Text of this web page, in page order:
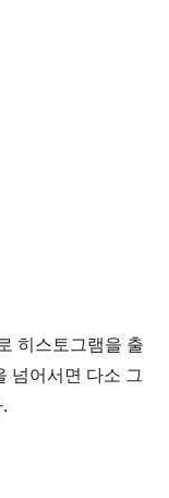
히스토그램을 출
넘어서면 다소 그